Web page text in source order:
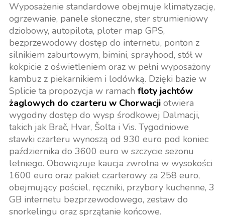
Wyposażenie standardowe obejmuje klimatyzację,
ogrzewanie, panele słoneczne, ster strumieniowy
dziobowy, autopilota, ploter map GPS,
bezprzewodowy dostęp do internetu, ponton z
silnikiem zaburtowym, bimini, sprayhood, stół w
kokpicie z oświetleniem oraz w pełni wyposażony
kambuz z piekarnikiem i lodówką. Dzięki bazie w
Splicie ta propozycja w ramach floty jachtów
żaglowych do czarteru w Chorwacjiotwiera
wygodny dostęp do wysp środkowej Dalmacji,
takich jak Brač, Hvar, Šolta i Vis. Tygodniowe
stawki czarteru wynoszą od 930 euro pod koniec
października do 3600 euro w szczycie sezonu
letniego. Obowiązuje kaucja zwrotna w wysokości
1600 euro oraz pakiet czarterowy za 258 euro,
obejmujący pościel, ręczniki, przybory kuchenne, 3
GB internetu bezprzewodowego, zestaw do
snorkelingu oraz sprzątanie końcowe.